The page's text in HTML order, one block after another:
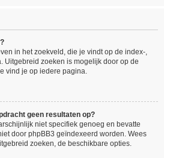
in het zoekveld, die je vindt op de index-,
Uitgebreid zoeken is mogelijk door op de
vind je op iedere pagina.
geen resultaten op?
niet specifiek genoeg en bevatte
door phpBB3 geïndexeerd worden. Wees
zoeken, de beschikbare opties.